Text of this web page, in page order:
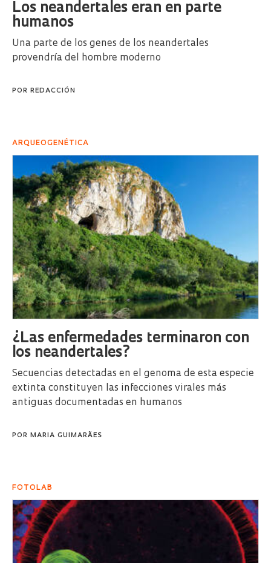
Los neandertales eran en parte
humanos
Una parte de los genes de los neandertales
provendría del hombre moderno
POR REDACCIÓN
ARQUEOGENÉTICA
¿Las enfermedades terminaron con
los neandertales?
Secuencias detectadas en el genoma de esta especie
extinta constituyen las infecciones virales más
antiguas documentadas en humanos
POR MARIA GUIMARÃES
FOTOLAB